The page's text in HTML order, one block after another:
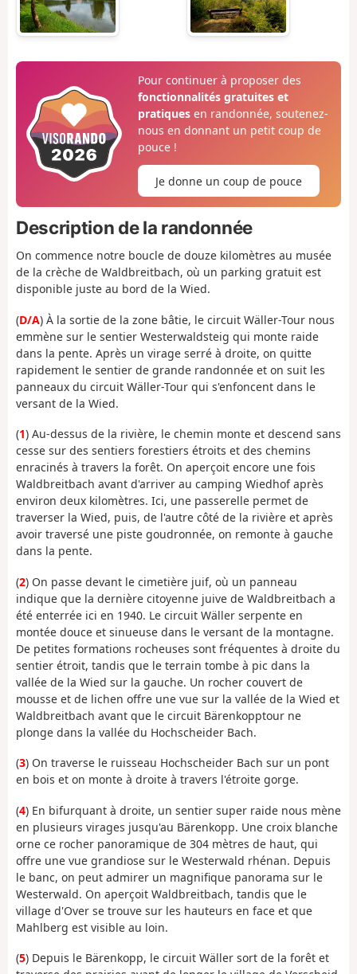
Pour continuer à proposer des
fonctionnalités gratuites et
pratiquesen randonnée, soutenez-
nous en donnant un petit coup de
pouce !
Je donne un coup de pouce
Description de la randonnée
On commence notre boucle de douze kilomètres au musée
de la crèche de Waldbreitbach, où un parking gratuit est
disponible juste au bord de la Wied.
(D/A) À la sortie de la zone bâtie, le circuit Wäller-Tour nous
emmène sur le sentier Westerwaldsteig qui monte raide
dans la pente. Après un virage serré à droite, on quitte
rapidement le sentier de grande randonnée et on suit les
panneaux du circuit Wäller-Tour qui s'enfoncent dans le
versant de la Wied.
(1) Au-dessus de la rivière, le chemin monte et descend sans
cesse sur des sentiers forestiers étroits et des chemins
enracinés à travers la forêt. On aperçoit encore une fois
Waldbreitbach avant d'arriver au camping Wiedhof après
environ deux kilomètres. Ici, une passerelle permet de
traverser la Wied, puis, de l'autre côté de la rivière et après
avoir traversé une piste goudronnée, on remonte à gauche
dans la pente.
(2) On passe devant le cimetière juif, où un panneau
indique que la dernière citoyenne juive de Waldbreitbach a
été enterrée ici en 1940. Le circuit Wäller serpente en
montée douce et sinueuse dans le versant de la montagne.
De petites formations rocheuses sont fréquentes à droite du
sentier étroit, tandis que le terrain tombe à pic dans la
vallée de la Wied sur la gauche. Un rocher couvert de
mousse et de lichen offre une vue sur la vallée de la Wied et
Waldbreitbach avant que le circuit Bärenkopptour ne
plonge dans la vallée du Hochscheider Bach.
(3) On traverse le ruisseau Hochscheider Bach sur un pont
en bois et on monte à droite à travers l'étroite gorge.
(4) En bifurquant à droite, un sentier super raide nous mène
en plusieurs virages jusqu'au Bärenkopp. Une croix blanche
orne ce rocher panoramique de 304 mètres de haut, qui
offre une vue grandiose sur le Westerwald rhénan. Depuis
le banc, on peut admirer un magnifique panorama sur le
Westerwald. On aperçoit Waldbreitbach, tandis que le
village d'Over se trouve sur les hauteurs en face et que
Mahlberg est visible au loin.
(5) Depuis le Bärenkopp, le circuit Wäller sort de la forêt et